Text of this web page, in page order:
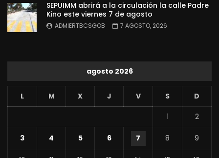
SEPUIMM abrirá a la circulación la calle Padre
Kino este viernes 7 de agosto
ADMIERTBCSGOB 7 AGOSTO, 2026
agosto 2026
L M X J V S D
1 2
3 4 5 6 7 8 9